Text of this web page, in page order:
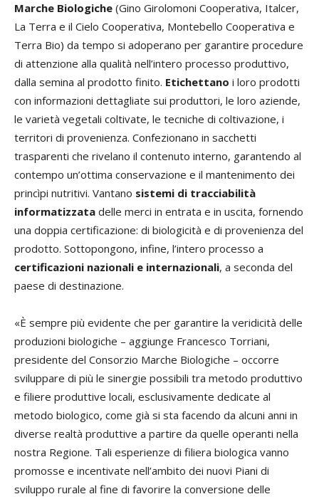
Marche Biologiche (Gino Girolomoni Cooperativa, Italcer,
La Terra e il Cielo Cooperativa, Montebello Cooperativa e
Terra Bio) da tempo si adoperano per garantire procedure
di attenzione alla qualità nell’intero processo produttivo,
dalla semina al prodotto finito. Etichettano i loro prodotti
con informazioni dettagliate sui produttori, le loro aziende,
le varietà vegetali coltivate, le tecniche di coltivazione, i
territori di provenienza. Confezionano in sacchetti
trasparenti che rivelano il contenuto interno, garantendo al
contempo un’ottima conservazione e il mantenimento dei
princìpi nutritivi. Vantano sistemi di tracciabilità
informatizzata delle merci in entrata e in uscita, fornendo
una doppia certificazione: di biologicità e di provenienza del
prodotto. Sottopongono, infine, l’intero processo a
certificazioni nazionali e internazionali, a seconda del
paese di destinazione.
«È sempre più evidente che per garantire la veridicità delle
produzioni biologiche – aggiunge Francesco Torriani,
presidente del Consorzio Marche Biologiche – occorre
sviluppare di più le sinergie possibili tra metodo produttivo
e filiere produttive locali, esclusivamente dedicate al
metodo biologico, come già si sta facendo da alcuni anni in
diverse realtà produttive a partire da quelle operanti nella
nostra Regione. Tali esperienze di filiera biologica vanno
promosse e incentivate nell’ambito dei nuovi Piani di
sviluppo rurale al fine di favorire la conversione delle